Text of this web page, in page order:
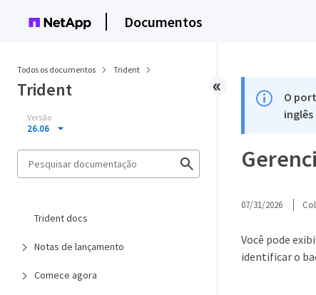
Documentos
Todos os documentos Trident
Trident
Versão
26.06
Trident docs
Notas de lançamento
Comece agora
O
07/31/2026
Você pode
identificar o